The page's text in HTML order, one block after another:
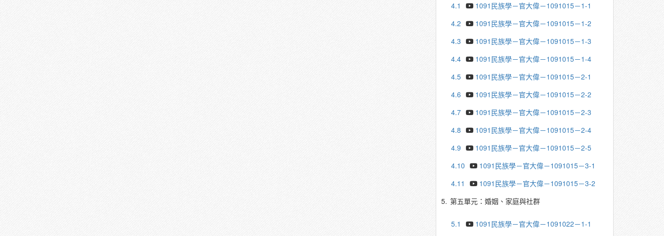
4.1
1091民族學－官大偉－1091015－1-1
4.2
1091民族學－官大偉－1091015－1-2
4.3
1091民族學－官大偉－1091015－1-3
4.4
1091民族學－官大偉－1091015－1-4
4.5
1091民族學－官大偉－1091015－2-1
4.6
1091民族學－官大偉－1091015－2-2
4.7
1091民族學－官大偉－1091015－2-3
4.8
1091民族學－官大偉－1091015－2-4
4.9
1091民族學－官大偉－1091015－2-5
4.10
1091民族學－官大偉－1091015－3-1
4.11
1091民族學－官大偉－1091015－3-2
5. 第五單元：婚姻、家庭與社群
5.1
1091民族學－官大偉－1091022－1-1